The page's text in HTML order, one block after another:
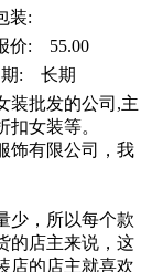
装:
价: 55.00
期: 长期
装批发的公司,主
女装等。
饰有限公司，我
少，所以每个款
的店主来说，这
店的店主就喜欢